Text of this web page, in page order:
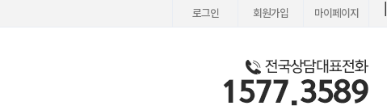
로그인 회원가입 마이페이지